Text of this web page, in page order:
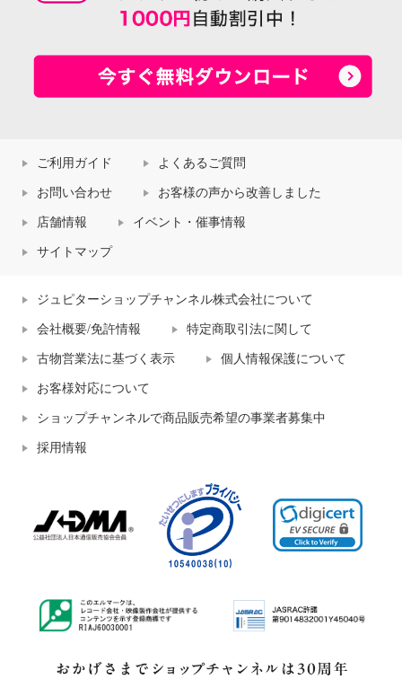
ご利用ガイド よくあるご質問
お問い合わせ お客様の声から改善しました
店舗情報 イベント・催事情報
サイトマップ
ジュピターショップチャンネル株式会社について
会社概要/免許情報 特定商取引法に関して
古物営業法に基づく表示 個人情報保護について
お客様対応について
ショップチャンネルで商品販売希望の事業者募集中
採用情報